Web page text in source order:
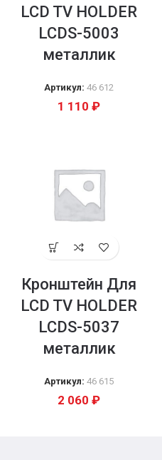
LCD TV HOLDER
LCDS-5003
металлик
Артикул: 46 612
1 110 ₽
Кронштейн Для
LCD TV HOLDER
LCDS-5037
металлик
Артикул: 46 615
2 060 ₽